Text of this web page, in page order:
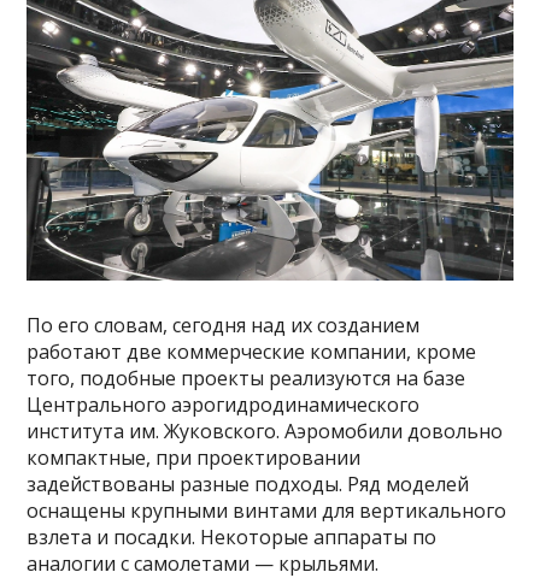
По его словам, сегодня над их созданием
работают две коммерческие компании, кроме
того, подобные проекты реализуются на базе
Центрального аэрогидродинамического
института им. Жуковского. Аэромобили довольно
компактные, при проектировании
задействованы разные подходы. Ряд моделей
оснащены крупными винтами для вертикального
взлета и посадки. Некоторые аппараты по
аналогии с самолетами — крыльями.